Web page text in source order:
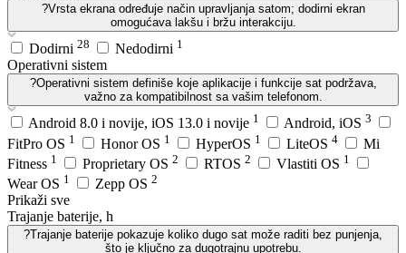
?Vrsta ekrana određuje način upravljanja satom; dodirni ekran
omogućava lakšu i bržu interakciju.
Dodirni 28 Nedodirni 1
Operativni sistem
?Operativni sistem definiše koje aplikacije i funkcije sat podržava,
važno za kompatibilnost sa vašim telefonom.
Android 8.0 i novije, iOS 13.0 i novije 1 Android, iOS 3
FitPro OS 1 Honor OS 1 HyperOS 1 LiteOS 4
Mi
Fitness 1 Proprietary OS 2 RTOS 2 Vlastiti OS 1
Wear OS 1 Zepp OS 2
Prikaži sve
Trajanje baterije, h
?Trajanje baterije pokazuje koliko dugo sat može raditi bez punjenja,
što je ključno za dugotrajnu upotrebu.